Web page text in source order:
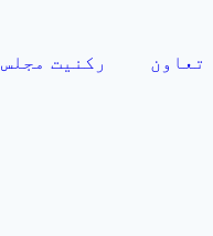
تعاون رکنیت مجلس